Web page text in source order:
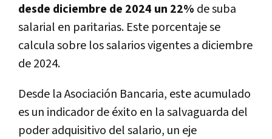
desde diciembre de 2024 un 22% de suba
salarial en paritarias. Este porcentaje se
calcula sobre los salarios vigentes a diciembre
de 2024.
Desde la Asociación Bancaria, este acumulado
es un indicador de éxito en la salvaguarda del
poder adquisitivo del salario, un eje